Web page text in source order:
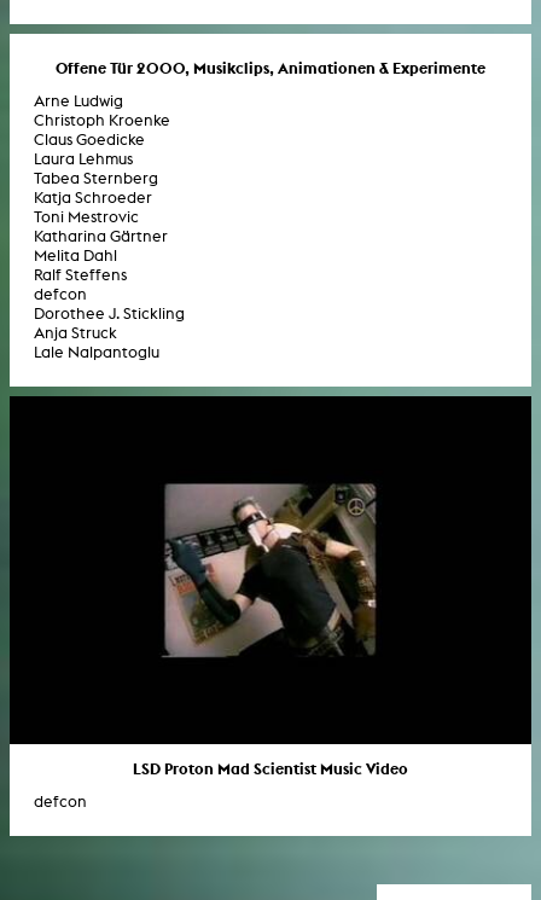
Offene Tür 2000, Musikclips, Animationen & Experimente
Arne Ludwig
Christoph Kroenke
Claus Goedicke
Laura Lehmus
Tabea Sternberg
Katja Schroeder
Toni Mestrovic
Katharina Gärtner
Melita Dahl
Ralf Steffens
defcon
Dorothee J. Stickling
Anja Struck
Lale Nalpantoglu
LSD Proton Mad Scientist Music Video
defcon